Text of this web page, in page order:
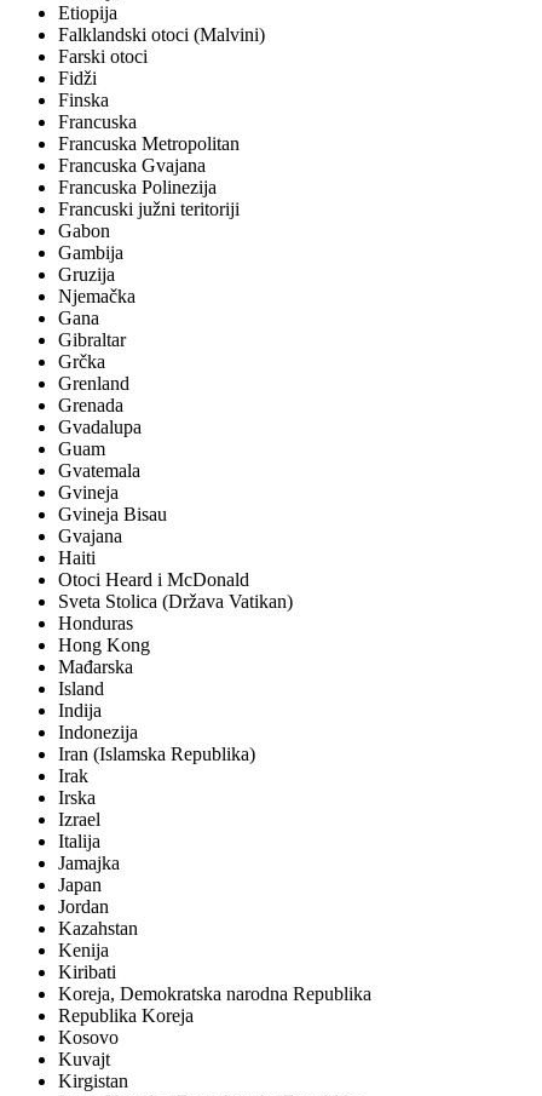
Etiopija
Falklandski otoci (Malvini)
Farski otoci
Fidži
Finska
Francuska
Francuska Metropolitan
Francuska Gvajana
Francuska Polinezija
Francuski južni teritoriji
Gabon
Gambija
Gruzija
Njemačka
Gana
Gibraltar
Grčka
Grenland
Grenada
Gvadalupa
Guam
Gvatemala
Gvineja
Gvineja Bisau
Gvajana
Haiti
Otoci Heard i McDonald
Sveta Stolica (Država Vatikan)
Honduras
Hong Kong
Mađarska
Island
Indija
Indonezija
Iran (Islamska Republika)
Irak
Irska
Izrael
Italija
Jamajka
Japan
Jordan
Kazahstan
Kenija
Kiribati
Koreja, Demokratska narodna Republika
Republika Koreja
Kosovo
Kuvajt
Kirgistan